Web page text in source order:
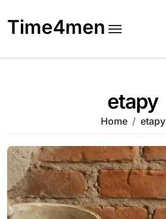
to
content
Time4men
etapy
Home etapy